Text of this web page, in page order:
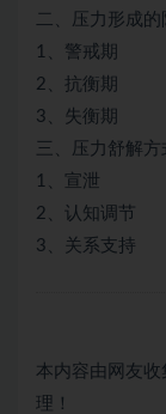
二、压力形成的
1、警戒期
2、抗衡期
3、失衡期
三、压力舒解方
1、宣泄
2、认知调节
3、关系支持
本内容由网友
理！